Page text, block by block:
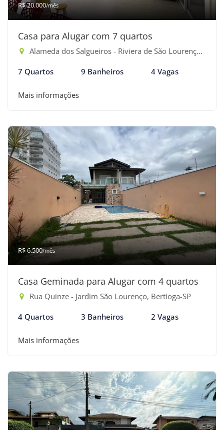
R$ 20.000/mês
Casa para Alugar com 7 quartos
Alameda dos Salgueiros - Riviera de São Lourenço, Bertioga-SP
7 Quartos 9 Banheiros 4 Vagas
Mais informações
R$ 6.500/mês
Casa Geminada para Alugar com 4 quartos
Rua Quinze - Jardim São Lourenço, Bertioga-SP
4 Quartos 3 Banheiros 2 Vagas
Mais informações